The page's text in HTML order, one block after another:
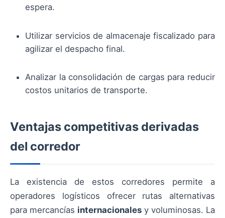
espera.
Utilizar servicios de almacenaje fiscalizado para
agilizar el despacho final.
Analizar la consolidación de cargas para reducir
costos unitarios de transporte.
Ventajas competitivas derivadas
del corredor
La existencia de estos corredores permite a
operadores logísticos ofrecer rutas alternativas
para mercancías internacionales y voluminosas. La